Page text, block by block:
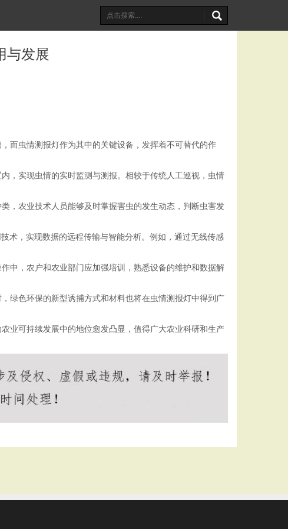
与发展
而虫情测报灯作为其中的关键设备，发挥着不可替代的作
，实现虫情的实时监测与测报。相较于传统人工巡视，虫情
，农业技术人员能够及时掌握害虫的发生动态，判断虫害发
术，实现数据的远程传输与智能分析。例如，通过无线传感
中，农户和农业部门应加强培训，熟悉设备的维护和数据解
绿色环保的新型诱捕方式和材料也将在虫情测报灯中得到广
业可持续发展中的地位愈发凸显，值得广大农业科研和生产